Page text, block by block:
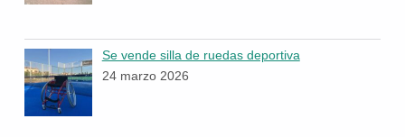
Se vende silla de ruedas deportiva
24 marzo 2026